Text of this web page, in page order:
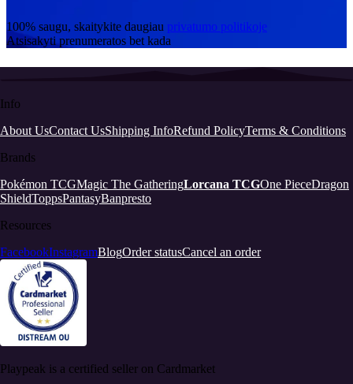
100% saugu, skaitykite daugiau privatumo politikoje
Atsisakyti prenumeratos bet kada
Info
About UsContact UsShipping InfoRefund PolicyTerms & Conditions
Brands
Pokémon TCGMagic The GatheringLorcana TCGOne PieceDragon
ShieldToppsPantasyBanpresto
Resources
FacebookInstagramBlogOrder statusCancel an order
Playpeak is a certified seller on Cardmarket